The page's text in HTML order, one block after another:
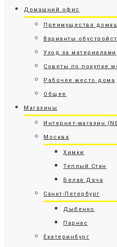
Домашний офис
Преимущества
Варианты
Уход за материалами
Советы по покупке
Рабочее место дома
Общее
Магазины
Интернет-магазин
Москва
Химки
Теплый Стан
Белая Дача
Санкт-Петербург
Дыбенко
Парнас
Екатеринбург